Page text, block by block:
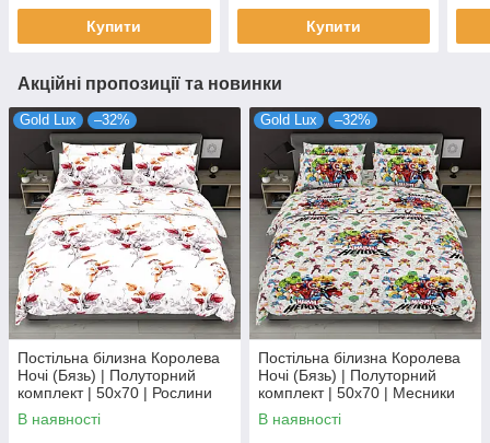
Купити Купити
Акційні пропозиції та новинки
Gold Lux –32%
Постільна білизна Королева
Ночі (Бязь) | Полуторний
комплект | 50х70 | Рослини
на світлому
В наявності
Gold Lux –32%
Постільна білизна Королева
Ночі (Бязь) | Полуторний
комплект | 50х70 | Месники
на сірому
В наявності